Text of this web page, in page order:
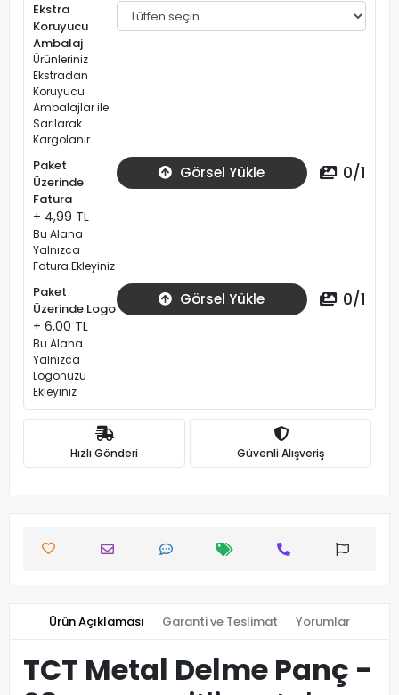
Ekstra
Koruyucu
Ambalaj
Ürünleriniz
Ekstradan
Koruyucu
Ambalajlar ile
Sarılarak
Kargolanır
Paket
Üzerinde
Fatura
+ 4,99 TL
Bu Alana
Yalnızca
Fatura Ekleyiniz
Görsel Yükle 0/1
Paket
Üzerinde Logo
+ 6,00 TL
Bu Alana
Yalnızca
Logonuzu
Ekleyiniz
Görsel Yükle 0/1
Hızlı Gönderi Güvenli Alışveriş
Ürün Açıklaması Garanti ve Teslimat Yorumlar
TCT Metal Delme Panç -